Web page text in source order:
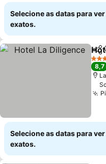
Selecione as datas para
exatos.
3
8,7
Selecione as datas para
exatos.